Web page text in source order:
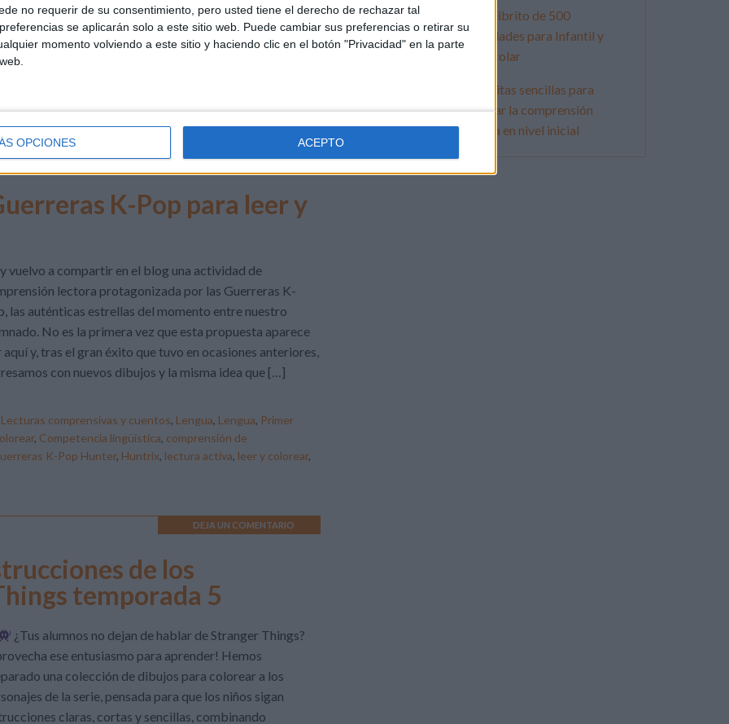
no requerir de su consentimiento, pero usted tiene el derecho de rechazar tal
se aplicarán solo a este sitio web. Puede cambiar sus preferencias o retirar su
momento volviendo a este sitio y haciendo clic en el botón "Privacidad" en la parte
OPCIONES ACEPTO
a un texto largo puede generar frustración. Hoy
con vosotros una colección de fichas de […]
DEJA UN COMENTARIO
K-Pop para leer y
vuelvo a compartir en el blog una actividad de
lectora protagonizada por las Guerreras K-
las auténticas estrellas del momento entre nuestro
No es la primera vez que esta propuesta aparece
aquí y, tras el gran éxito que tuvo en ocasiones anteriores,
con nuevos dibujos y la misma idea que […]
Lecturas comprensivas y cuentos, Lengua, Lengua, Primer
, Competencia lingüística, comprensión de
K-Pop Hunter, Huntrix, lectura activa, leer y colorear,
DEJA UN COMENTARIO
de los
temporada 5
¿Tus alumnos no dejan de hablar de Stranger Things?
ese entusiasmo para aprender! Hemos
una colección de dibujos para colorear a los
de la serie, pensada para que los niños sigan
claras, cortas y sencillas, combinando
Súper librito de 500
actividades para Infantil y
Preescolar
Lecturitas sencillas para
trabajar la comprensión
lectora en nivel inicial